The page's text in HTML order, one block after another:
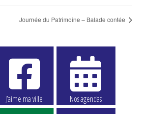
Journée du Patrimoine – Balade contée
J’aime ma ville Nos agendas